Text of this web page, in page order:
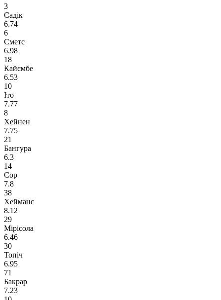
3
Садік
6.74
6
Сметс
6.98
18
Кайємбе
6.53
10
Іто
7.77
8
Хейнен
7.75
21
Бангура
6.3
14
Сор
7.8
38
Хейманс
8.12
29
Мірісола
6.46
30
Топіч
6.95
71
Бакрар
7.23